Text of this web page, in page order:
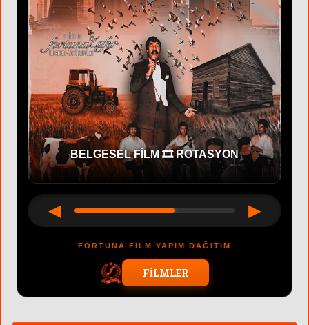
BELGESEL FİLM 🎞 ROTASYON
◀ ▶
FORTUNA FİLM YAPIM DAĞITIM
FİLMLER